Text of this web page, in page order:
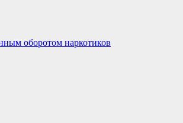
оборотом наркотиков